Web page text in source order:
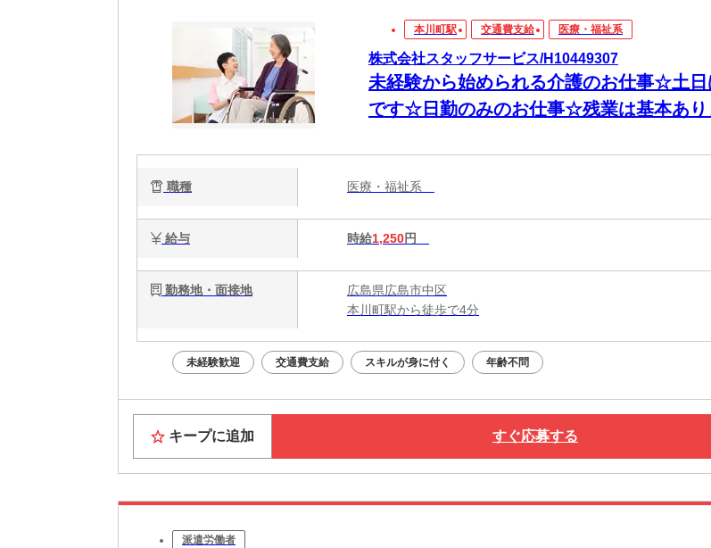
本川町駅 交通費支給 医療・福祉系
株式会社スタッフサービス/H10449307
未経験から始められる介護のお仕事☆土
です☆日勤のみのお仕事☆残業は基本あり
職種 医療・福祉系
給与 時給1,250円
勤務地・面接地
広島県広島市中区
本川町駅から徒歩で4分
未経験歓迎 交通費支給 スキルが身に付く 年齢不問
キープに追加 すぐ応募する
派遣労働者